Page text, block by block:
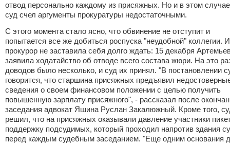
отвод персонально каждому из присяжных. Но и в этом случае
суд счел аргументы прокуратуры недостаточными.
С этого момента стало ясно, что обвинение не отступит и
попытается все же добиться роспуска "неудобной" коллегии. И
прокурор не заставила себя долго ждать: 15 декабря
заявила ходатайство об отводе всего состава жюри. На это
доводов было несколько, и суд их принял. "В постановлении
говорится, что старшина присяжных предъявил
сведения о своем финансовом положении с целью получить
повышенную зарплату присяжного", - рассказал после
заседания адвокат Яшина Руслан Закалюжный. Кроме того,
решил, что на присяжных оказывали давление участники
поддержку подсудимых, который проходил напротив здания
перед каждым судебным заседанием. "Еще одним основания